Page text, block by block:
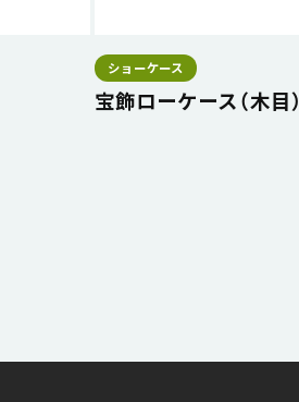
ショーケース
宝飾ローケース（木目）